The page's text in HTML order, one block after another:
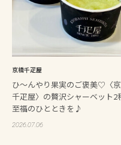
京橋千疋屋
ひ〜んやり果実のご褒美♡〈
千疋屋〉の贅沢シャーベット2
至福のひとときを♪
2026.07.06